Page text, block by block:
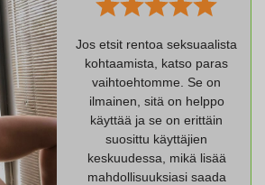
Jos etsit rentoa seksuaalista
kohtaamista, katso paras
vaihtoehtomme. Se on
ilmainen, sitä on helppo
käyttää ja se on erittäin
suosittu käyttäjien
keskuudessa, mikä lisää
mahdollisuuksiasi saada